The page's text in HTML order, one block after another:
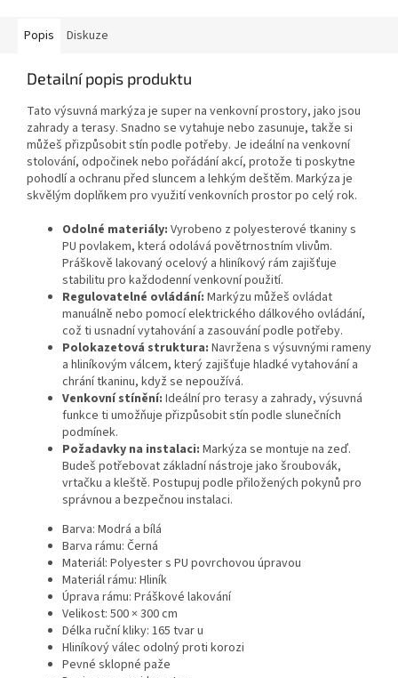
Popis Diskuze
Detailní popis produktu
Tato výsuvná markýza je super na venkovní prostory, jako jsou
zahrady a terasy. Snadno se vytahuje nebo zasunuje, takže si
můžeš přizpůsobit stín podle potřeby. Je ideální na venkovní
stolování, odpočinek nebo pořádání akcí, protože ti poskytne
pohodlí a ochranu před sluncem a lehkým deštěm. Markýza je
skvělým doplňkem pro využití venkovních prostor po celý rok.
Odolné materiály: Vyrobeno z polyesterové tkaniny s
PU povlakem, která odolává povětrnostním vlivům.
Práškově lakovaný ocelový a hliníkový rám zajišťuje
stabilitu pro každodenní venkovní použití.
Regulovatelné ovládání: Markýzu můžeš ovládat
manuálně nebo pomocí elektrického dálkového ovládání,
což ti usnadní vytahování a zasouvání podle potřeby.
Polokazetová struktura: Navržena s výsuvnými rameny
a hliníkovým válcem, který zajišťuje hladké vytahování a
chrání tkaninu, když se nepoužívá.
Venkovní stínění: Ideální pro terasy a zahrady, výsuvná
funkce ti umožňuje přizpůsobit stín podle slunečních
podmínek.
Požadavky na instalaci: Markýza se montuje na zeď.
Budeš potřebovat základní nástroje jako šroubovák,
vrtačku a kleště. Postupuj podle přiložených pokynů pro
správnou a bezpečnou instalaci.
Barva: Modrá a bílá
Barva rámu: Černá
Materiál: Polyester s PU povrchovou úpravou
Materiál rámu: Hliník
Úprava rámu: Práškové lakování
Velikost: 500 × 300 cm
Délka ruční kliky: 165 tvar u
Hliníkový válec odolný proti korozi
Pevné sklopné paže